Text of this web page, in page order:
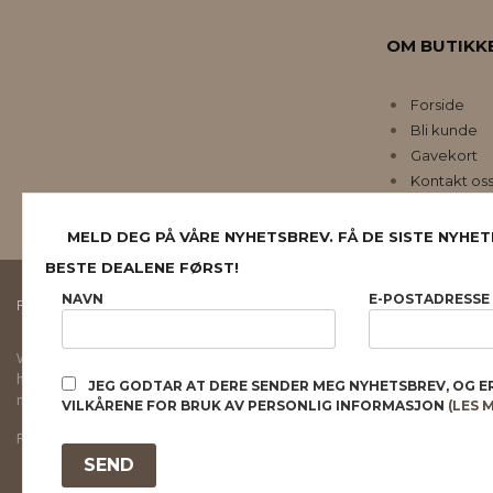
OM
Forside
Bli kunde
Gavekort
Kontakt oss
FRAKT KJØPSBETINGELSER SIKKERHET OG PERSONVERN
Vår nettbutikk bruker cookies slik at du får en bedre kjøpsopplevelse og vi kan
hovedsaklig til å lagre innloggingsdetaljer og huske hva du har puttet i
normalt om du godtar dette.Les merellerendre innstillinger for cookies.
Powered by
MELD DEG PÅ VÅRE NYHETSBREV. FÅ DE SISTE
BESTE DEALENE FØRST!
NAVN E-POSTADRESSE
JEG GODTAR AT DERE SENDER MEG NYHETSBREV, OG
VILKÅRENE FOR BRUK AV PERSONLIG INFORMASJON (LES